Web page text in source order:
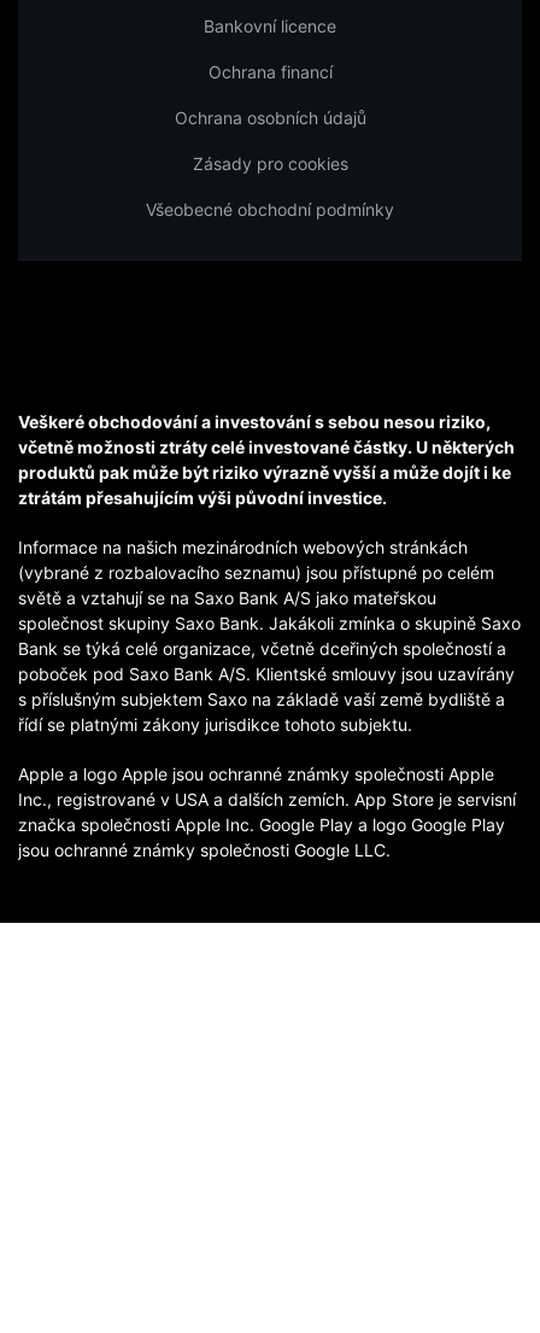
Bankovní licence
Ochrana financí
Ochrana osobních údajů
Zásady pro cookies
Všeobecné obchodní podmínky
Veškeré obchodování a investování s sebou nesou riziko,
včetně možnosti ztráty celé investované částky. U některých
produktů pak může být riziko výrazně vyšší a může dojít i ke
ztrátám přesahujícím výši původní investice.
Informace na našich mezinárodních webových stránkách
(vybrané z rozbalovacího seznamu) jsou přístupné po celém
světě a vztahují se na Saxo Bank A/S jako mateřskou
společnost skupiny Saxo Bank. Jakákoli zmínka o skupině Saxo
Bank se týká celé organizace, včetně dceřiných společností a
poboček pod Saxo Bank A/S. Klientské smlouvy jsou uzavírány
s příslušným subjektem Saxo na základě vaší země bydliště a
řídí se platnými zákony jurisdikce tohoto subjektu.
Apple a logo Apple jsou ochranné známky společnosti Apple
Inc., registrované v USA a dalších zemích. App Store je servisní
značka společnosti Apple Inc. Google Play a logo Google Play
jsou ochranné známky společnosti Google LLC.